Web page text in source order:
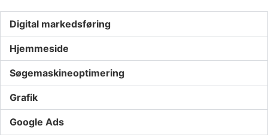
Digital markedsføring
Hjemmeside
Søgemaskineoptimering
Grafik
Google Ads